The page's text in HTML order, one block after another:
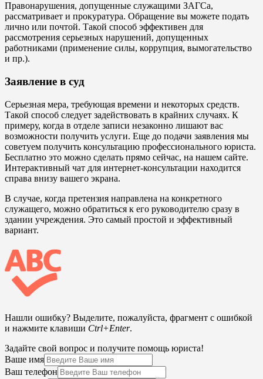
Правонарушения, допущенные служащими ЗАГСа,
рассматривает и прокуратура. Обращение вы можете подать
лично или почтой. Такой способ эффективен для
рассмотрения серьезных нарушений, допущенных
работниками (применение силы, коррупция, вымогательство
и пр.).
Заявление в суд
Серьезная мера, требующая времени и некоторых средств.
Такой способ следует задействовать в крайних случаях. К
примеру, когда в отделе записи незаконно лишают вас
возможности получить услуги. Еще до подачи заявления мы
советуем получить консультацию профессионального юриста.
Бесплатно это можно сделать прямо сейчас, на нашем сайте.
Интерактивный чат для интернет-консультации находится
справа внизу вашего экрана.
В случае, когда претензия направлена на конкретного
служащего, можно обратиться к его руководителю сразу в
здании учреждения. Это самый простой и эффективный
вариант.
Нашли ошибку? Выделите, пожалуйста, фрагмент с ошибкой
и нажмите клавиши Ctrl+Enter.
Задайте свой вопрос и получите помощь юриста!
Ваше имя
Ваш телефон